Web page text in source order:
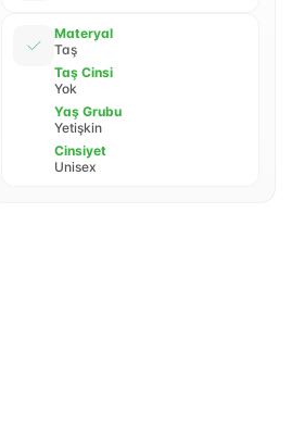
Materyal
Taş
Taş Cinsi
Yok
Yaş Grubu
Yetişkin
Cinsiyet
Unisex